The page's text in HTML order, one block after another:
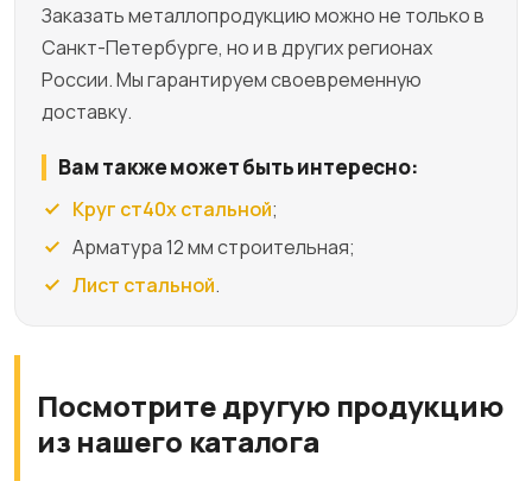
Заказать металлопродукцию можно не только в
Санкт-Петербурге, но и в других регионах
России. Мы гарантируем своевременную
доставку.
Вам также может быть интересно:
Круг ст40х стальной;
Арматура 12 мм строительная;
Лист стальной.
Посмотрите другую продукцию
из нашего каталога